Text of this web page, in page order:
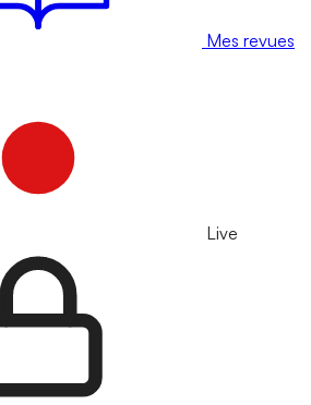
Mes revues
Live